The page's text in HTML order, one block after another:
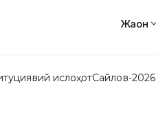
Жаҳон
ислоҳотСайлов-2026